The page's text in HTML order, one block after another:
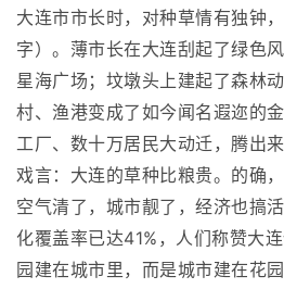
大连市市长时，对种草情有独钟
字）。薄市长在大连刮起了绿色
星海广场；坟墩头上建起了森林
村、渔港变成了如今闻名遐迩的
工厂、数十万居民大动迁，腾出
戏言：大连的草种比粮贵。的确
空气清了，城市靓了，经济也搞
化覆盖率已达41%，人们称赞大
园建在城市里，而是城市建在花